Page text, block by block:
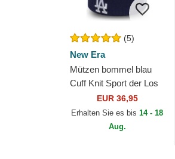
(5)
New Era
Mützen bommel blau
Cuff Knit Sport der Los
Angeles Dodgers MLB
von New Era
EUR 36,95
Erhalten Sie es bis14 - 18
Aug.